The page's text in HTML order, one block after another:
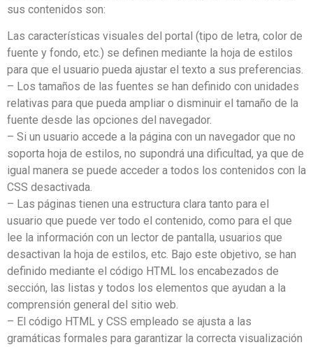
sus contenidos son:
Las características visuales del portal (tipo de letra, color de
fuente y fondo, etc.) se definen mediante la hoja de estilos
para que el usuario pueda ajustar el texto a sus preferencias.
– Los tamaños de las fuentes se han definido con unidades
relativas para que pueda ampliar o disminuir el tamaño de la
fuente desde las opciones del navegador.
– Si un usuario accede a la página con un navegador que no
soporta hoja de estilos, no supondrá una dificultad, ya que de
igual manera se puede acceder a todos los contenidos con la
CSS desactivada.
– Las páginas tienen una estructura clara tanto para el
usuario que puede ver todo el contenido, como para el que
lee la información con un lector de pantalla, usuarios que
desactivan la hoja de estilos, etc. Bajo este objetivo, se han
definido mediante el código HTML los encabezados de
sección, las listas y todos los elementos que ayudan a la
comprensión general del sitio web.
– El código HTML y CSS empleado se ajusta a las
gramáticas formales para garantizar la correcta visualización